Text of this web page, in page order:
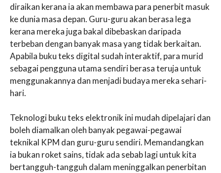
diraikan kerana ia akan membawa para penerbit masuk
ke dunia masa depan. Guru-guru akan berasa lega
kerana mereka juga bakal dibebaskan daripada
terbeban dengan banyak masa yang tidak berkaitan.
Apabila buku teks digital sudah interaktif, para murid
sebagai pengguna utama sendiri berasa teruja untuk
menggunakannya dan menjadi budaya mereka sehari-
hari.
Teknologi buku teks elektronik ini mudah dipelajari dan
boleh diamalkan oleh banyak pegawai-pegawai
teknikal KPM dan guru-guru sendiri. Memandangkan
ia bukan roket sains, tidak ada sebab lagi untuk kita
bertangguh-tangguh dalam meninggalkan penerbitan